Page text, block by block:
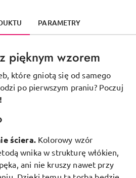
PARAMETRY
pięknym wzorem
które gniotą się od samego
po pierwszym praniu? Poczuj
ściera. Kolorowy wzór
wnika w strukturę włókien,
ani nie kruszy nawet przy